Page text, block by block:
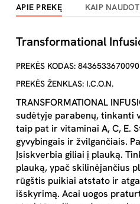
APIE PREKĘ KAIP
Transformational
PREKĖS KODAS: 8436533670090
PREKĖS ŽENKLAS: I.C.O.N.
TRANSFORMATIONAL
sudėtyje parabenų, tinkanti
taip pat ir vitaminai A, C, E.
gyvybingais ir žvilgančiais.
Įsiskverbia giliai į plauką.
plauką, ypač skilinėjančius
rūgštis puikiai atstato ir
išskyrimą. Acai uogos